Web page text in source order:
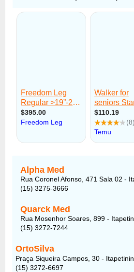
Alpha Med
Rua Coronel Afonso, 471 Sala 02 -
(15) 3275-3666
Quarck Med
Rua Mosenhor Soares, 899 -
(15) 3272-7244
OrtoSilva
Praça Siqueira Campos, 30 -
(15) 3272-6697